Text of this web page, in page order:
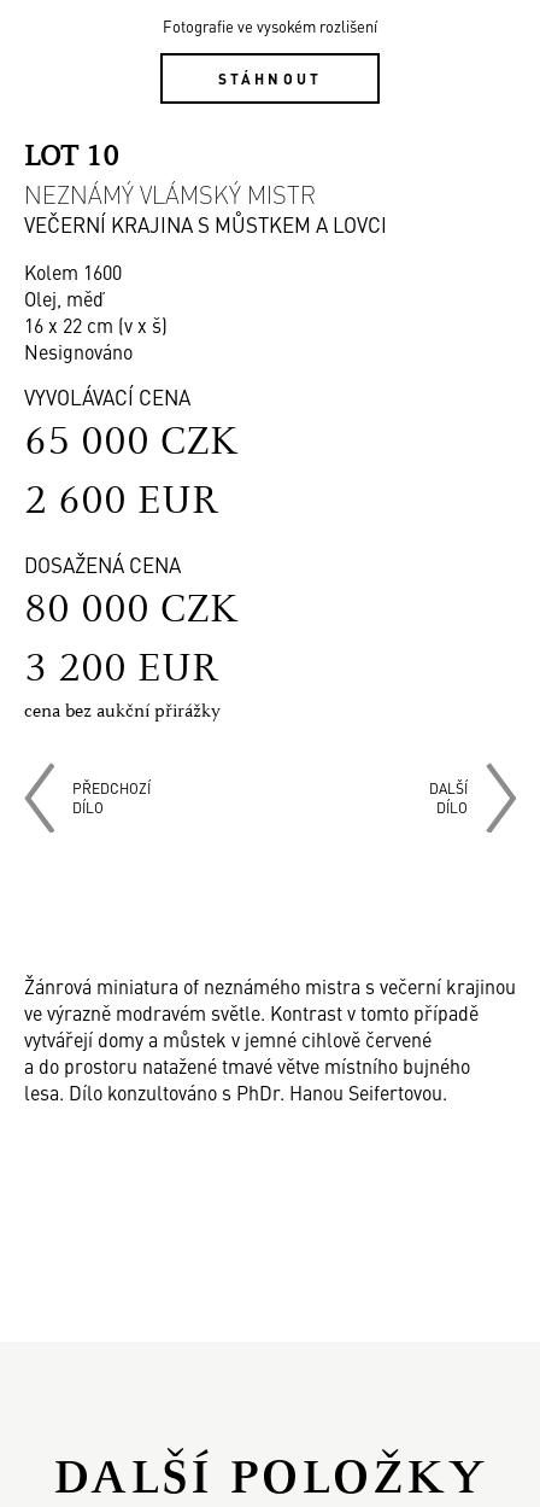
Fotografie ve vysokém rozlišení
STÁHNOUT
LOT 10
NEZNÁMÝ VLÁMSKÝ MISTR
VEČERNÍ KRAJINA S MŮSTKEM A LOVCI
Kolem 1600
Olej, měď
16 x 22 cm (v x š)
Nesignováno
VYVOLÁVACÍ CENA
65 000 CZK
2 600 EUR
DOSAŽENÁ CENA
80 000 CZK
3 200 EUR
cena bez aukční přirážky
PŘEDCHOZÍ
DÍLO
DALŠÍ
DÍLO
Žánrová miniatura of neznámého mistra s večerní krajinou
ve výrazně modravém světle. Kontrast v tomto případě
vytvářejí domy a můstek v jemné cihlově červené
a do prostoru natažené tmavé větve místního bujného
lesa. Dílo konzultováno s PhDr. Hanou Seifertovou.
DALŠÍ POLOŽKY